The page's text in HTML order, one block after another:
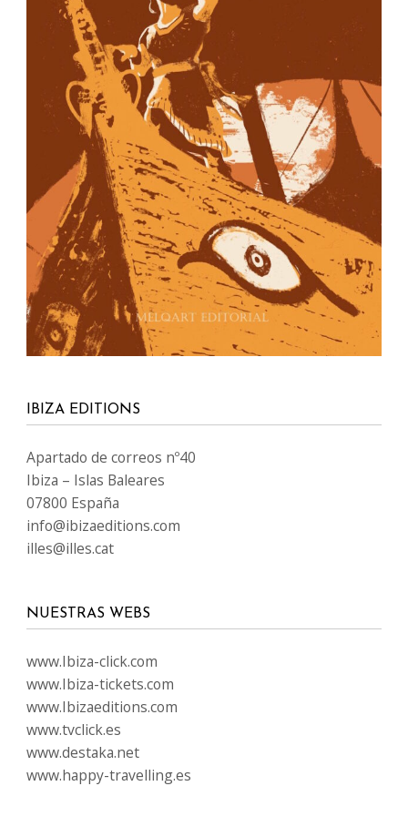
IBIZA EDITIONS
Apartado de correos nº40
Ibiza – Islas Baleares
07800 España
info@ibizaeditions.com
illes@illes.cat
NUESTRAS WEBS
www.Ibiza-click.com
www.Ibiza-tickets.com
www.Ibizaeditions.com
www.tvclick.es
www.destaka.net
www.happy-travelling.es